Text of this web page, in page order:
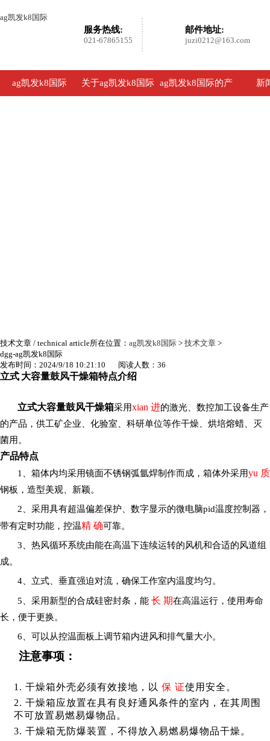
ag凯发k8国际
邮件地址:
juzi0212@163.com
服务热线:
021-67865155
ag凯发k8国际 关于ag凯发k8国际 ag凯发k8国际的产 新
技术文章 / technical article所在位置： ag凯发k8国际 > 技术文章 >
dgg-ag凯发k8国际
发布时间：2024/9/18 10:21:10 阅读人数：36
立式 大容量鼓风干燥箱特点介绍
立式大容量鼓风干燥箱采用xian 进的激光、数控加工设备生产
的产品， 供工矿企业、化验室、科研单位等作干燥、烘培熔蜡、灭
菌用。
产品特点
1 、箱体内均采用镜面不锈钢弧氩焊制作而成，箱体外采用yu 质
钢板，造型美观、新颖。
2 、采用具有超温偏差保护、数字显示的微电脑pid温度控制器，
带有定时功能，控温精 确可靠。
3 、热风循环系统由能在高温下连续运转的风机和合适的风道组
成。
4 、立式、垂直强迫对流，确保工作室内温度均匀。
5 、采用新型的合成硅密封条，能 长 期在高温运行，使用寿命
长，便于更换。
6 、可以从控温面板上调节箱内进风和排气量大小。
注意事项：
1. 干燥箱外壳必须有效接地，以 保 证使用安全。
2. 干燥箱应放置在具有良好通风条件的室内，在其周围
不可放置易燃易爆物品。
3. 干燥箱无防爆装置，不得放入易燃易爆物品干燥。